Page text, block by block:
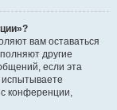
вам оставаться
другие
если эта
конференции,